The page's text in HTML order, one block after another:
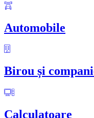
Automobile
Birou și
Calculatoare